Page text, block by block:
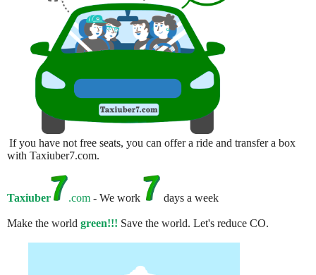
If you have not free seats, you can offer a ride and transfer a box
with Taxiuber7.com.
Taxiuber .com - We work days a week
Make the world green!!! Save the world. Let's reduce CO.